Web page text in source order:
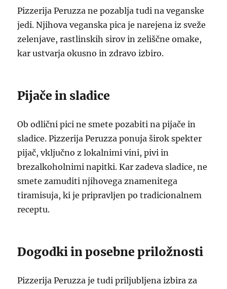
Pizzerija Peruzza ne pozablja tudi na veganske
jedi. Njihova veganska pica je narejena iz sveže
zelenjave, rastlinskih sirov in zeliščne omake,
kar ustvarja okusno in zdravo izbiro.
Pijače in sladice
Ob odlični pici ne smete pozabiti na pijače in
sladice. Pizzerija Peruzza ponuja širok spekter
pijač, vključno z lokalnimi vini, pivi in
brezalkoholnimi napitki. Kar zadeva sladice, ne
smete zamuditi njihovega znamenitega
tiramisuja, ki je pripravljen po tradicionalnem
receptu.
Dogodki in posebne priložnosti
Pizzerija Peruzza je tudi priljubljena izbira za